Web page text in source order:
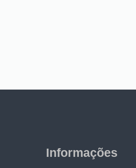
Informações